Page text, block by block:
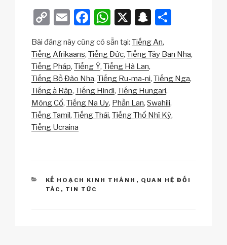
C
p
y
Li
n
k
E
ail
F
c
e
b
o
o
W
h
at
s
A
p
p
X
S
a
c
h
at
ar
Bài đăng này cũng có sẵn tại: Tiếng An
Tiếng Afrikaans Tiếng Đức Tiếng Tây Ban Nha
Tiếng Pháp Tiếng Ý Tiếng Hà Lan
Tiếng Bồ Đào Nha Tiếng Ru-ma-ni Tiếng Nga
Tiếng ả Rập Tiếng Hindi Tiếng Hungari
Mông Cổ Tiếng Na Uy Phần Lan Swahili
Tiếng Tamil Tiếng Thái Tiếng Thổ Nhĩ Kỳ
Tiếng Ucraina
CATEGORIES
KẾ HOẠCH KINH THÁNH , QUAN HỆ ĐỐI
TÁC , TIN TỨC